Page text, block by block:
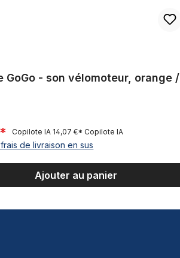
GoGo - son vélomoteur, orange /
Copilote IA 14,07 €* Copilote IA
de livraison en sus
Ajouter au panier